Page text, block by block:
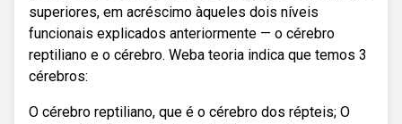
superiores, em acréscimo àqueles dois níveis
funcionais explicados anteriormente — o cérebro
reptiliano e o cérebro. Weba teoria indica que temos 3
cérebros:
O cérebro reptiliano, que é o cérebro dos répteis; O